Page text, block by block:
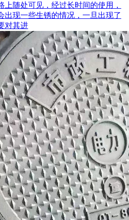
上随处可见，经过长时间的使用，
出现一些生锈的情况，一旦出现了
对其进